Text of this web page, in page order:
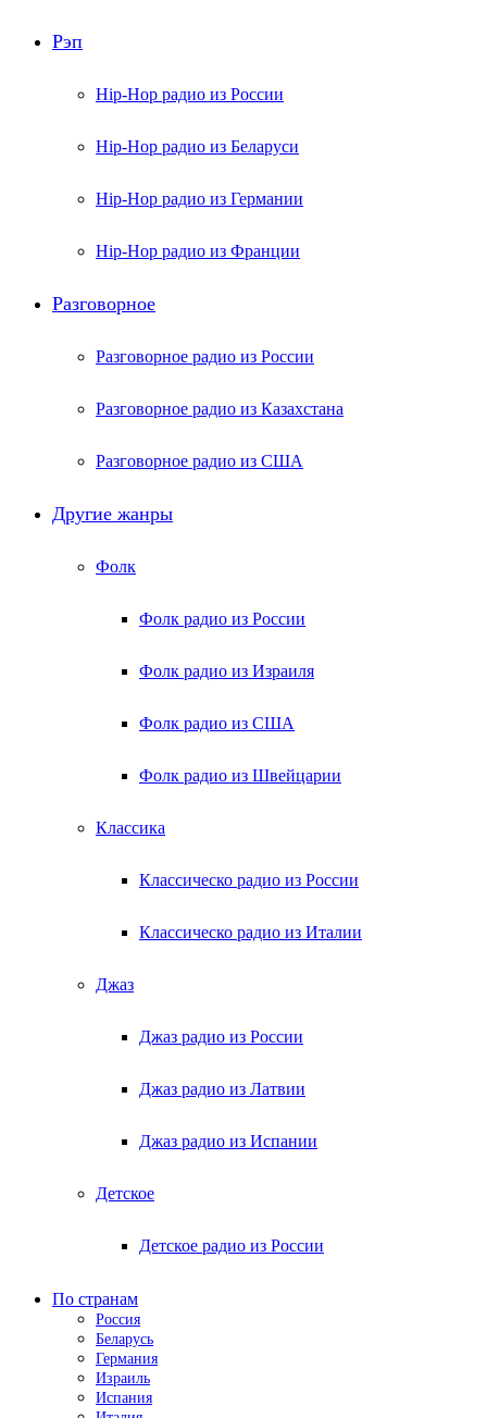
Рэп
Hip-Hop радио из России
Hip-Hop радио из Беларуси
Hip-Hop радио из Германии
Hip-Hop радио из Франции
Разговорное
Разговорное радио из России
Разговорное радио из Казахстана
Разговорное радио из США
Другие жанры
Фолк
Фолк радио из России
Фолк радио из Израиля
Фолк радио из США
Фолк радио из Швейцарии
Классика
Классическо радио из России
Классическо радио из Италии
Джаз
Джаз радио из России
Джаз радио из Латвии
Джаз радио из Испании
Детское
Детское радио из России
По странам
Россия
Беларусь
Германия
Израиль
Испания